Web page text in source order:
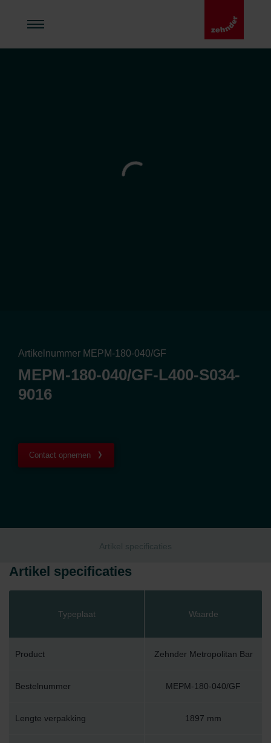
Artikelnummer MEPM-180-040/GF
MEPM-180-040/GF-L400-S034-
9016
Contact opnemen
Artikel specificaties
Artikel specificaties
Typeplaat Waarde
Product Zehnder Metropolitan Bar
Bestelnummer MEPM-180-040/GF
Lengte verpakking 1897 mm